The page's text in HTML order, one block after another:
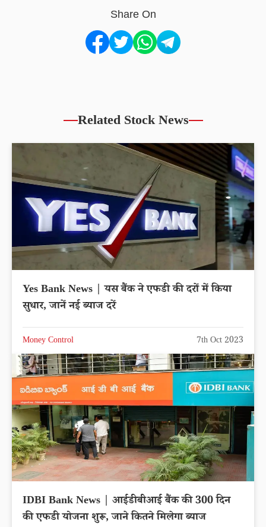
Share On
Related Stock News
Yes Bank News | यस बैंक ने एफडी की दरों में किया
सुधार, जानें नई ब्याज दरें
Money Control 7th Oct 2023
IDBI Bank News | आईडीबीआई बैंक की 300 दिन
की एफडी योजना शुरू, जाने कितने मिलेगा ब्याज